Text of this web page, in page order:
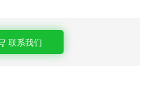
联系我们